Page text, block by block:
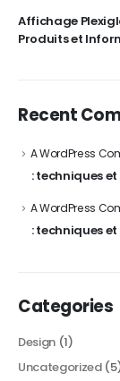
Affichage
Produits et
Recent
A WordPress
: techniques
A WordPress
: techniques
Categories
Design (1)
Uncategorized